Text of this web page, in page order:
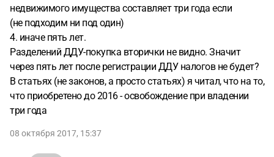
недвижимого имущества составляет три года если
(не подходим ни под один)
4. иначе пять лет.
Разделений ДДУ-покупка вторички не видно. Значит
через пять лет после регистрации ДДУ налогов не будет?
В статьях (не законов, а просто статьях) я читал, что на то,
что приобретено до 2016 - освобождение при владении
три года
08 октября 2017, 15:37